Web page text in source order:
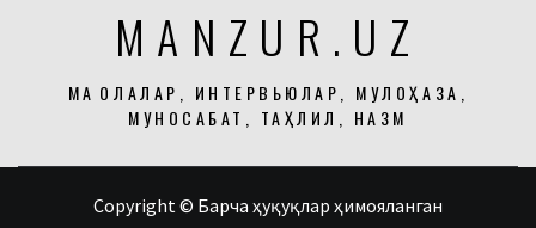
MANZUR.UZ
МАҚОЛАЛАР, ИНТЕРВЬЮЛАР, МУЛОҲАЗА,
МУНОСАБАТ, ТАҲЛИЛ, НАЗМ
Copyright © Барча ҳуқуқлар ҳимояланган